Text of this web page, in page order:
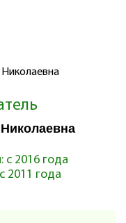
с 2016 года
2011 года